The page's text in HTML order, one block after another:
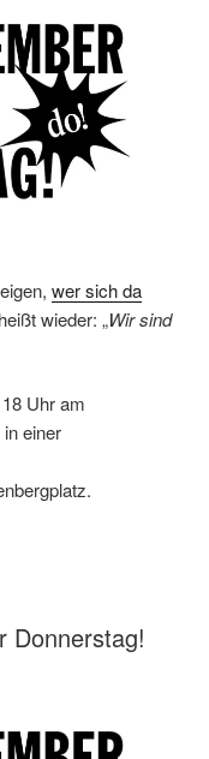
wer sich da
wieder: „Wir sind
Uhr am
einer
Donnerstag!